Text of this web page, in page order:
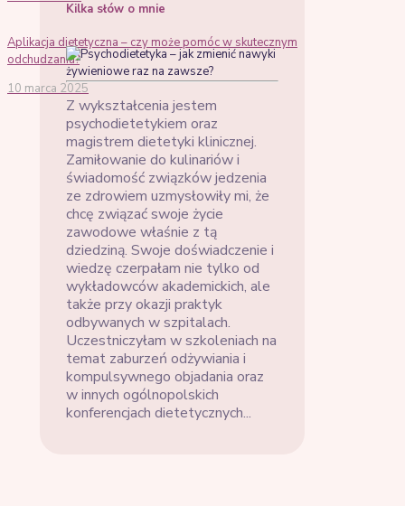
Aplikacja dietetyczna – czy może pomóc w skutecznym
odchudzaniu?
10 marca 2025
Kilka słów o mnie
Z wykształcenia jestem
psychodietetykiem oraz
magistrem dietetyki klinicznej.
Zamiłowanie do kulinariów i
świadomość związków jedzenia
ze zdrowiem uzmysłowiły mi, że
chcę związać swoje życie
zawodowe właśnie z tą
dziedziną. Swoje doświadczenie i
wiedzę czerpałam nie tylko od
wykładowców akademickich, ale
także przy okazji praktyk
odbywanych w szpitalach.
Uczestniczyłam w szkoleniach na
temat zaburzeń odżywiania i
kompulsywnego objadania oraz
w innych ogólnopolskich
konferencjach dietetycznych...